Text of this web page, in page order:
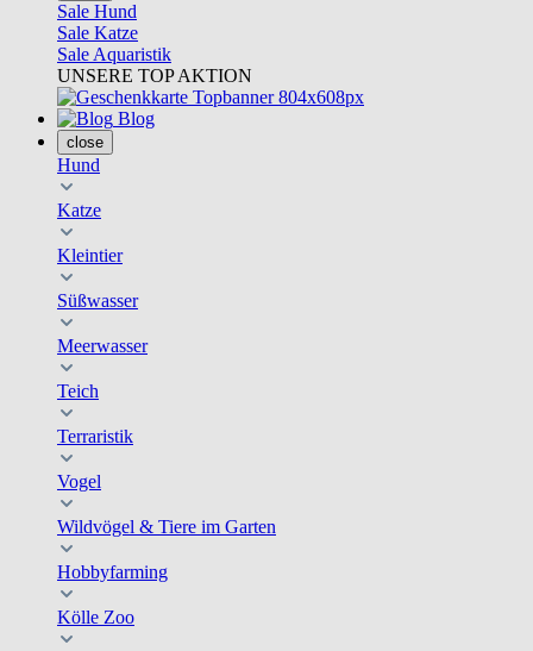
Sale Hund
Sale Katze
Sale Aquaristik
UNSERE TOP AKTION
Blog
close
Hund
Katze
Kleintier
Süßwasser
Meerwasser
Teich
Terraristik
Vogel
Wildvögel & Tiere im Garten
Hobbyfarming
Kölle Zoo